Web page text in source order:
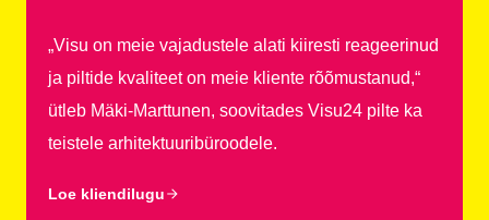
„Visu on meie vajadustele alati kiiresti reageerinud
ja piltide kvaliteet on meie kliente rõõmustanud,“
ütleb Mäki-Marttunen, soovitades Visu24 pilte ka
teistele arhitektuuribüroodele.
Loe kliendilugu